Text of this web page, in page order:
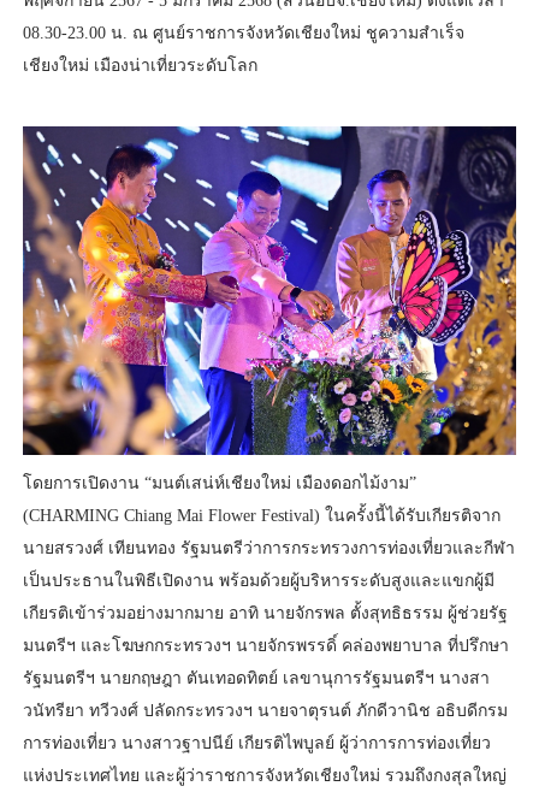
08.30-23.00 น. ณ ศูนย์ราชการจังหวัดเชียงใหม่ ชูความสำเร็จ
เชียงใหม่ เมืองน่าเที่ยวระดับโลก
โดยการเปิดงาน “มนต์เสน่ห์เชียงใหม่ เมืองดอกไม้งาม”
(CHARMING Chiang Mai Flower Festival) ในครั้งนี้ได้รับเกียรติจาก
นายสรวงศ์ เทียนทอง รัฐมนตรีว่าการกระทรวงการท่องเที่ยวและกีฬา
เป็นประธานในพิธีเปิดงาน พร้อมด้วยผู้บริหารระดับสูงและแขกผู้มี
เกียรติเข้าร่วมอย่างมากมาย อาทิ นายจักรพล ตั้งสุทธิธรรม ผู้ช่วยรัฐ
มนตรีฯ และโฆษกกระทรวงฯ นายจักรพรรดิ์ คล่องพยาบาล ที่ปรึกษา
รัฐมนตรีฯ นายกฤษฎา ตันเทอดทิตย์ เลขานุการรัฐมนตรีฯ นางสา
วนัทรียา ทวีวงศ์ ปลัดกระทรวงฯ นายจาตุรนต์ ภักดีวานิช อธิบดีกรม
การท่องเที่ยว นางสาวฐาปนีย์ เกียรติไพบูลย์ ผู้ว่าการการท่องเที่ยว
แห่งประเทศไทย และผู้ว่าราชการจังหวัดเชียงใหม่ รวมถึงกงสุลใหญ่